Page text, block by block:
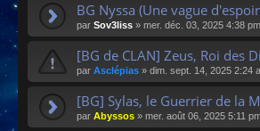
BG Nyssa (Une vague
par Sov3liss » mer. déc. 03, 2025 4:38 pm
[BG de CLAN] Zeus, Roi des
par Asclépias » dim. sept. 14, 2025 2:24
[BG] Sylas, le Guerrier de la
par Abyssos » mer. août 06, 2025 5:11